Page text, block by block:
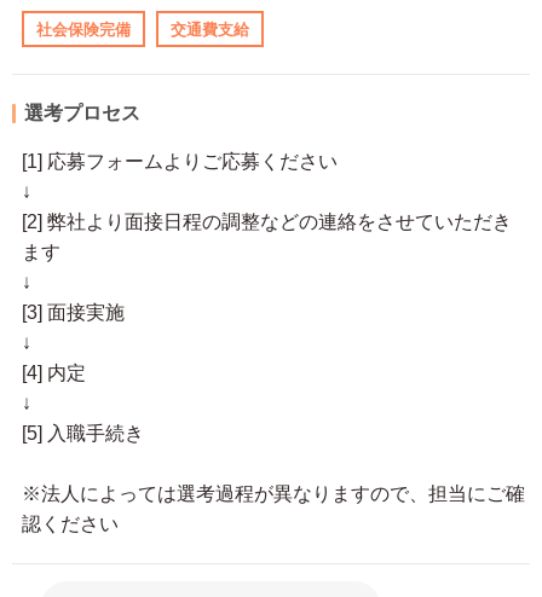
社会保険完備 交通費支給
選考プロセス
[1] 応募フォームよりご応募ください
↓
[2] 弊社より面接日程の調整などの連絡をさせていただき
ます
↓
[3] 面接実施
↓
[4] 内定
↓
[5] 入職手続き
※法人によっては選考過程が異なりますので、担当にご確
認ください